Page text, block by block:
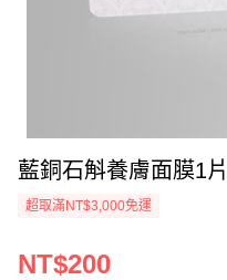
藍銅石斛養膚面膜1片
超取滿NT$3,000免運
NT$200